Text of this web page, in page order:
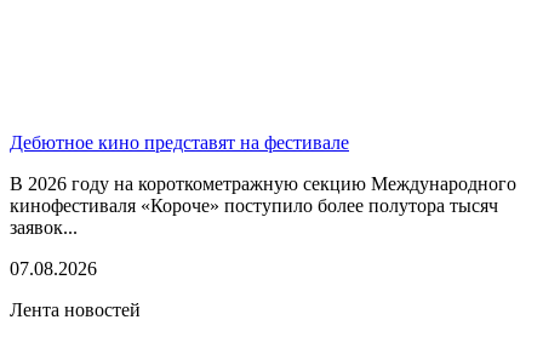
Дебютное кино представят на фестивале
В 2026 году на короткометражную секцию Международного
кинофестиваля «Короче» поступило более полутора тысяч
заявок...
07.08.2026
Лента новостей